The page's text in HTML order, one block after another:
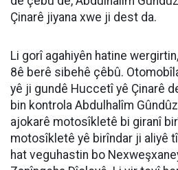
Çinarê jiyana xwe ji dest da.
Li gorî agahiyên hatine
8ê berê sibehê çêbû.
yê ji gundê Huccetî yê Çinarê
bin kontrola Abdulhalîm
ajokarê motosîkletê bi giranî
motosîkletê yê birîndar ji aliyê
hat veguhastin bo